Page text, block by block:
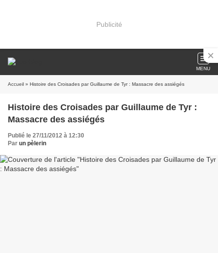
Publicité
MENU
Accueil » Histoire des Croisades par Guillaume de Tyr : Massacre des assiégés
Histoire des Croisades par Guillaume de Tyr :
Massacre des assiégés
Publié le 27/11/2012 à 12:30
Par un pèlerin